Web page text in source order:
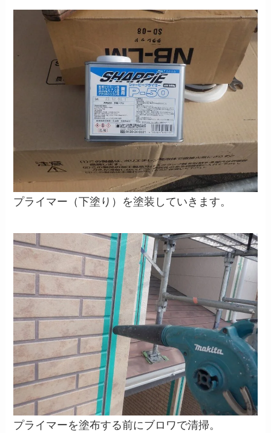
プライマー（下塗り）を塗装していきます。
プライマーを塗布する前にブロワで清掃。